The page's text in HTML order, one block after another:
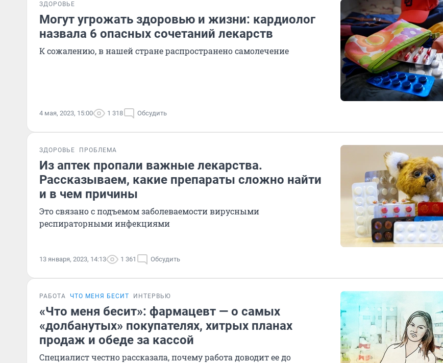
ЗДОРОВЬЕ
Могут угрожать здоровью и жизни: кардиолог
назвала 6 опасных сочетаний лекарств
К сожалению, в нашей стране распространено самолечение
4 мая, 2023, 15:00 1 318 Обсудить
ЗДОРОВЬЕ ПРОБЛЕМА
Из аптек пропали важные лекарства.
Рассказываем, какие препараты сложно найти
и в чем причины
Это связано с подъемом заболеваемости вирусными
респираторными инфекциями
13 января, 2023, 14:13 1 361 Обсудить
РАБОТА ЧТО МЕНЯ БЕСИТ ИНТЕРВЬЮ
«Что меня бесит»: фармацевт — о самых
«долбанутых» покупателях, хитрых планах
продаж и обеде за кассой
Специалист честно рассказала, почему работа доводит ее до